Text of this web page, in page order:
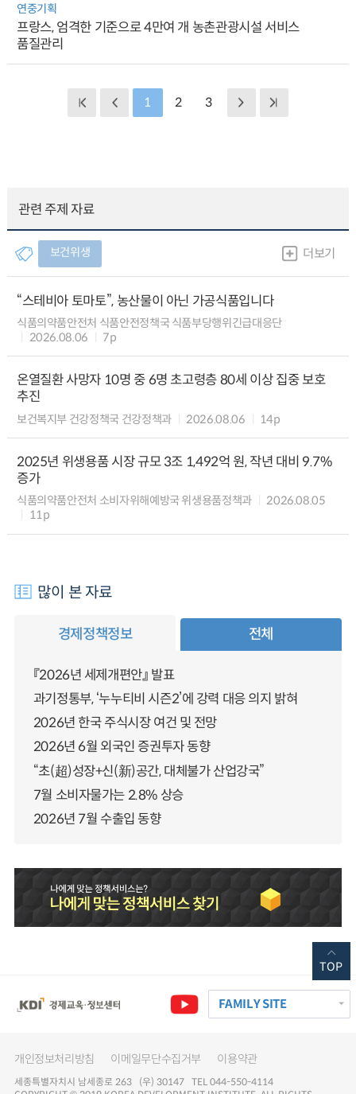
연중기획
프랑스, 엄격한 기준으로 4만여 개 농촌관광시설 서비스
품질관리
1 2 3
관련 주제 자료
보건위생 더보기
“스테비아 토마토”, 농산물이 아닌 가공식품입니다
식품의약품안전처 식품안전정책국 식품부당행위긴급대응단
2026.08.06
7p
온열질환 사망자 10명 중 6명 초고령층 80세 이상 집중 보호
추진
보건복지부 건강정책국 건강정책과 2026.08.06 14p
2025년 위생용품 시장 규모 3조 1,492억 원, 작년 대비 9.7%
증가
식품의약품안전처 소비자위해예방국 위생용품정책과
2026.08.05
11p
많이 본 자료
경제정책정보 전체
『2026년 세제개편안』 발표
과기정통부, ‘누누티비 시즌2’에 강력 대응 의지 밝혀
2026년 한국 주식시장 여건 및 전망
2026년 6월 외국인 증권투자 동향
“초(超)성장+신(新)공간, 대체불가 산업강국”
7월 소비자물가는 2.8% 상승
2026년 7월 수출입 동향
FAMILY SITE
개인정보처리방침 이메일무단수집거부 이용약관
세종특별자치시 남세종로 263 (우) 30147 TEL 044-550-4114
TOP